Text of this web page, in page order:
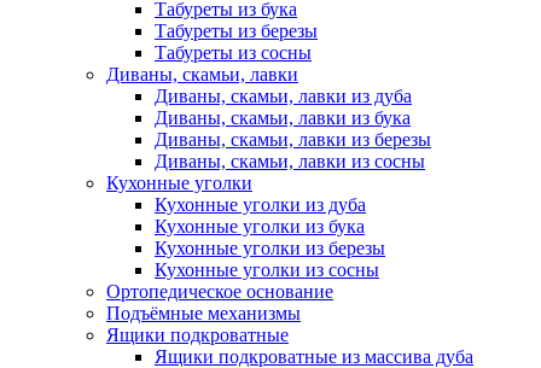
Табуреты из бука
Табуреты из березы
Табуреты из сосны
Диваны, скамьи, лавки
Диваны, скамьи, лавки из дуба
Диваны, скамьи, лавки из бука
Диваны, скамьи, лавки из березы
Диваны, скамьи, лавки из сосны
Кухонные уголки
Кухонные уголки из дуба
Кухонные уголки из бука
Кухонные уголки из березы
Кухонные уголки из сосны
Ортопедическое основание
Подъёмные механизмы
Ящики подкроватные
Ящики подкроватные из массива дуба